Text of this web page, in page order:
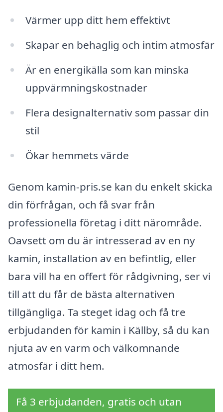
Värmer upp ditt hem effektivt
Skapar en behaglig och intim atmosfär
Är en energikälla som kan minska
uppvärmningskostnader
Flera designalternativ som passar din
stil
Ökar hemmets värde
Genom kamin-pris.se kan du enkelt skicka
din förfrågan, och få svar från
professionella företag i ditt närområde.
Oavsett om du är intresserad av en ny
kamin, installation av en befintlig, eller
bara vill ha en offert för rådgivning, ser vi
till att du får de bästa alternativen
tillgängliga. Ta steget idag och få tre
erbjudanden för kamin i Källby, så du kan
njuta av en varm och välkomnande
atmosfär i ditt hem.
Få 3 erbjudanden, gratis och utan